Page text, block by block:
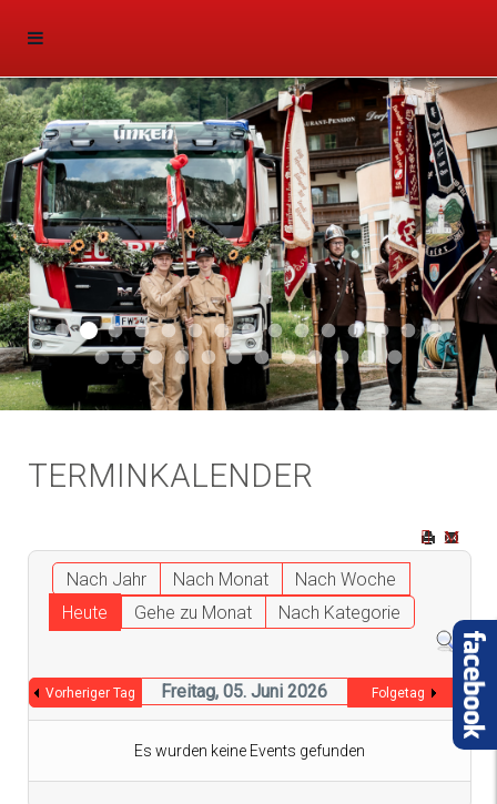
Aktuell 046
Aktuell 047
Start 011Aktuell 044
Aktuell 043
Aktuell 041
Aktuell 042
Aktuell 035
Aktuell 031
Aktuell 032
Aktuell 033
Aktuell 029
Aktuell 027
Aktuell 026
Start
Aktuell 024
Aktuell 019
Auto 010Start 010Start 002
Auto 002
Auto 009Auto 006Start 008
Start 005Start 003Start 006
TERMINKALENDER
Nach Jahr Nach Monat
Nach Woche
Heute
Gehe zu Monat Nach Kategorie
Vorheriger Tag Freitag, 05. Juni 2026 Folgetag
Es wurden keine Events gefunden